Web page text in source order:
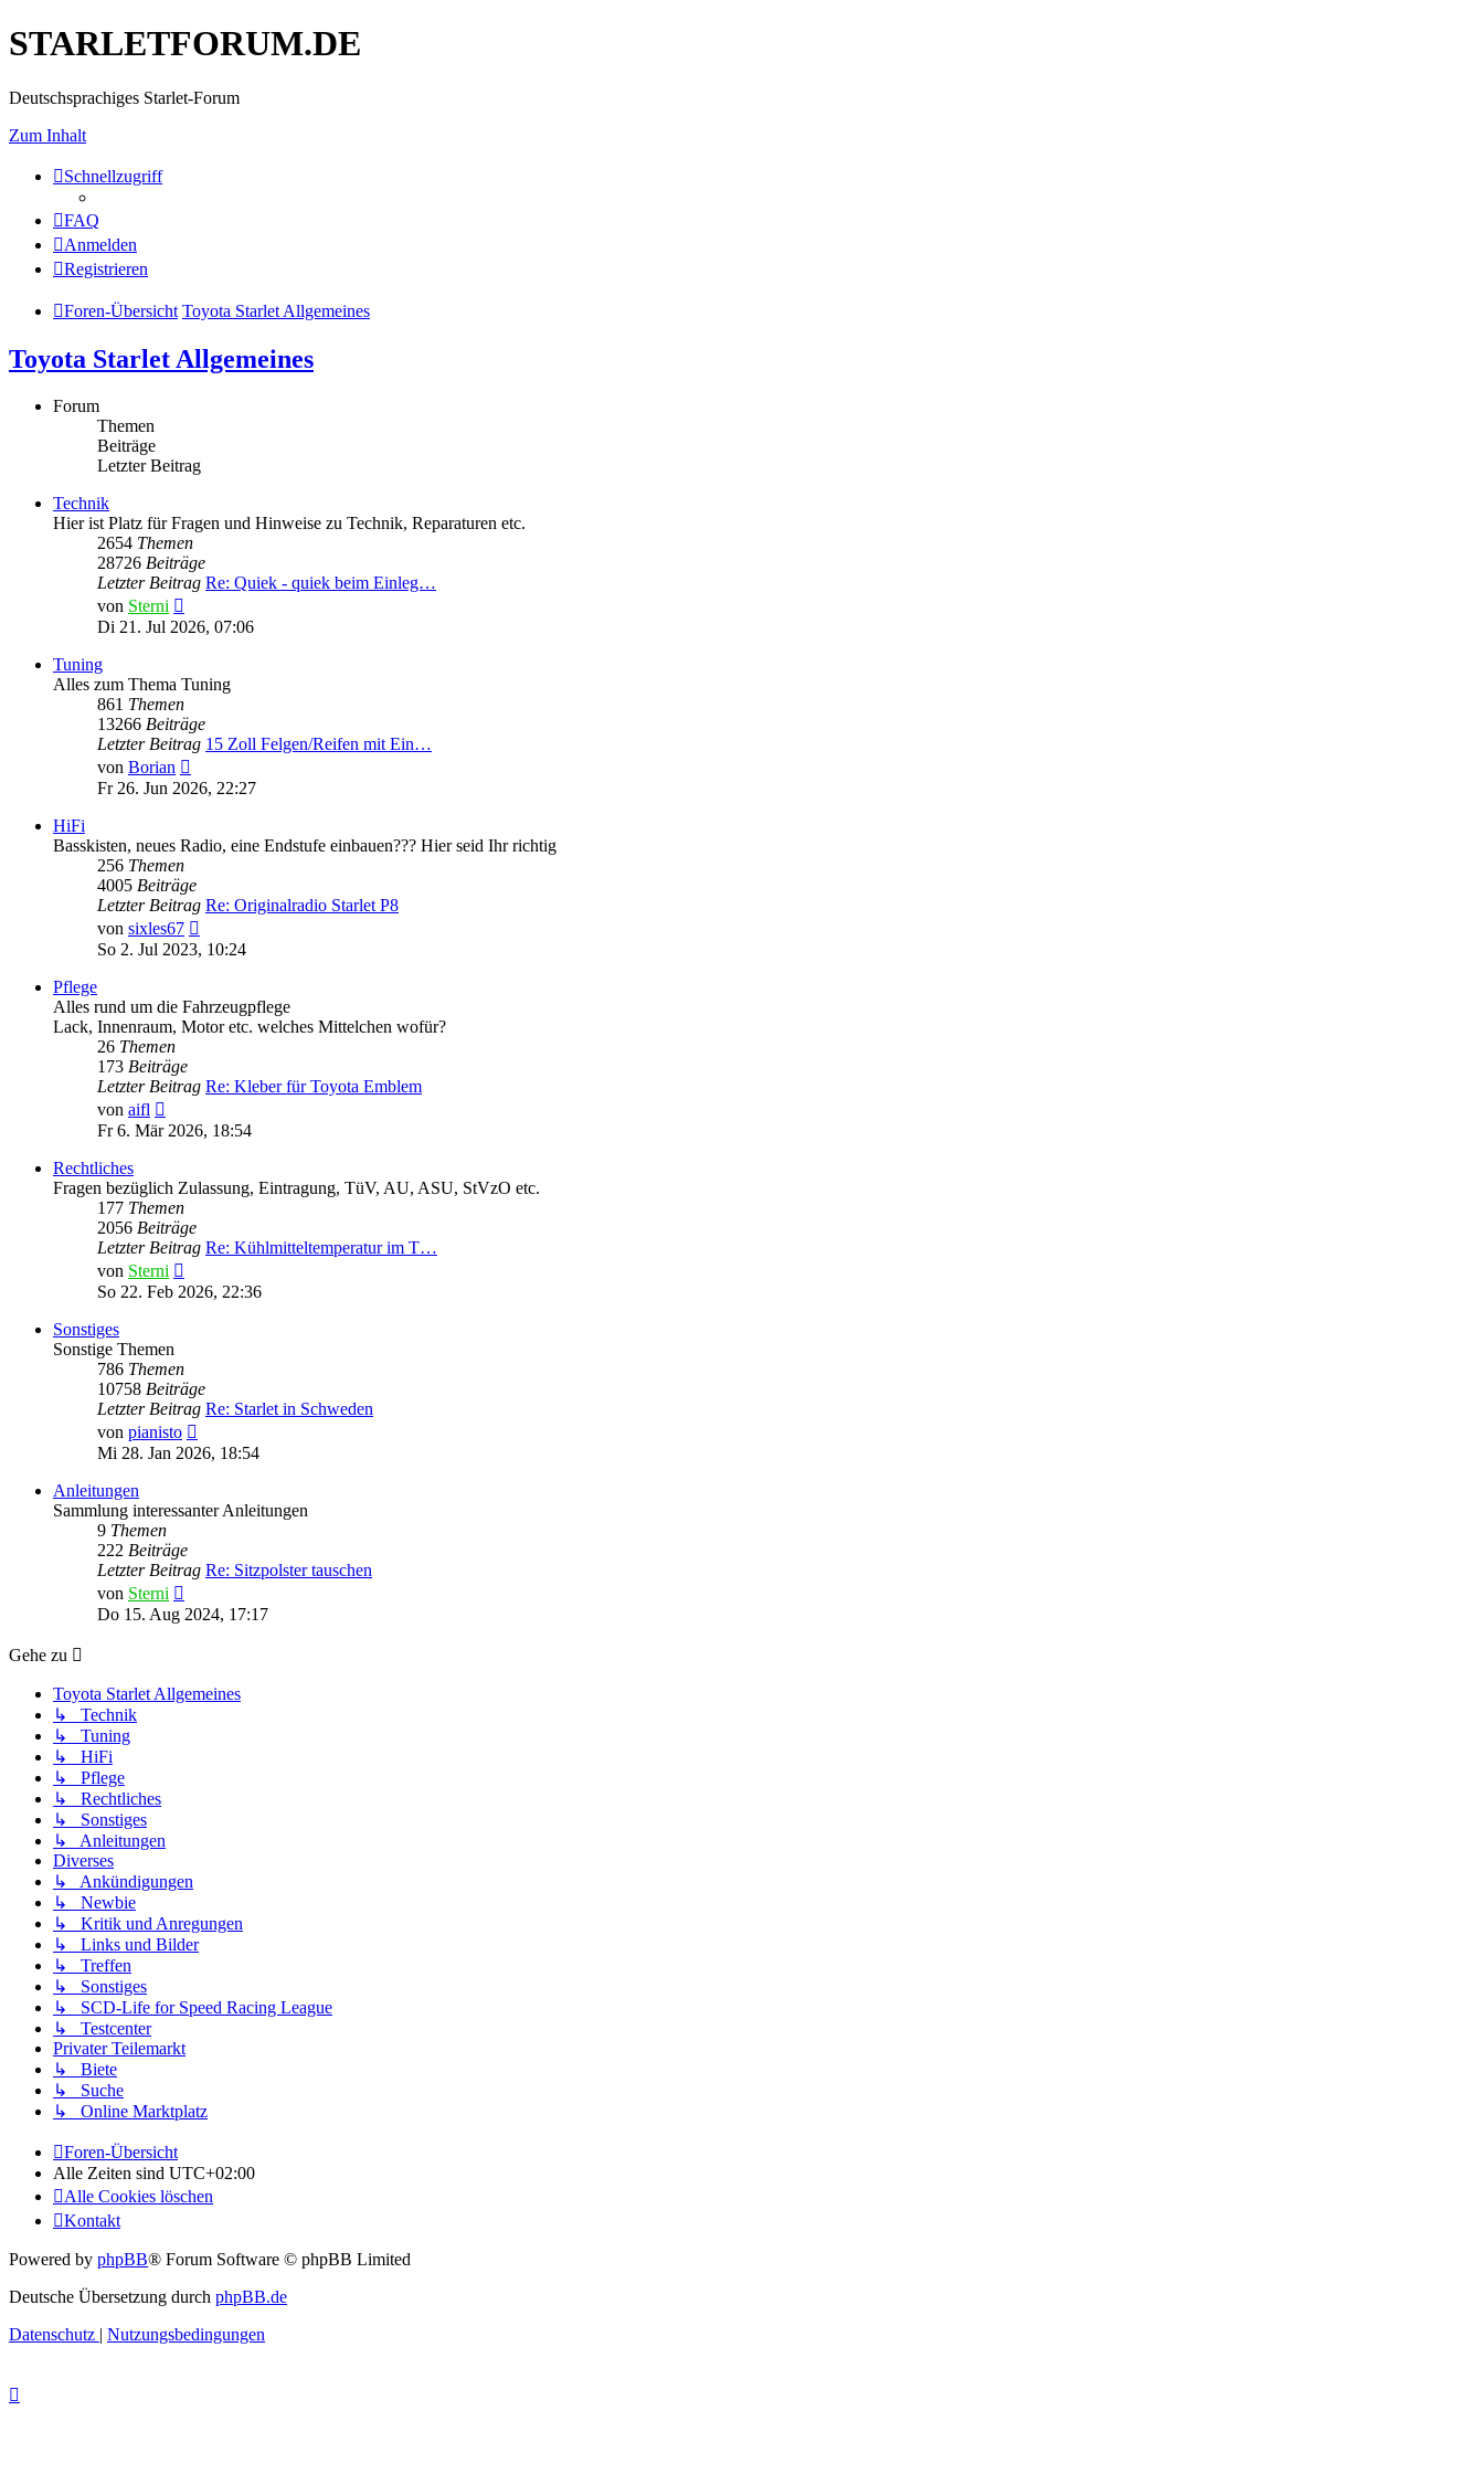
STARLETFORUM.DE
Deutschsprachiges Starlet-Forum
Zum Inhalt
Schnellzugriff
FAQ
Anmelden
Registrieren
Foren-Übersicht Toyota Starlet Allgemeines
Toyota Starlet Allgemeines
Forum
Themen
Beiträge
Letzter Beitrag
Technik
Hier ist Platz für Fragen und Hinweise zu Technik, Reparaturen etc.
2654 Themen
28726 Beiträge
Letzter Beitrag Re: Quiek - quiek beim Einleg…
von Sterni
Beitrag
Di 21. Jul 2026, 07:06
Tuning
Alles zum Thema Tuning
861 Themen
13266 Beiträge
Letzter Beitrag 15 Zoll Felgen/Reifen mit Ein…
von Borian
Beitrag
Fr 26. Jun 2026, 22:27
HiFi
Basskisten, neues Radio, eine Endstufe einbauen??? Hier seid Ihr richtig
256 Themen
4005 Beiträge
Letzter Beitrag Re: Originalradio Starlet P8
von sixles67
Beitrag
So 2. Jul 2023, 10:24
Pflege
Alles rund um die Fahrzeugpflege
Lack, Innenraum, Motor etc. welches Mittelchen wofür?
26 Themen
173 Beiträge
Letzter Beitrag Re: Kleber für Toyota Emblem
von aifl
Beitrag
Fr 6. Mär 2026, 18:54
Rechtliches
Fragen bezüglich Zulassung, Eintragung, TüV, AU, ASU, StVzO etc.
177 Themen
2056 Beiträge
Letzter Beitrag Re: Kühlmitteltemperatur im T…
von Sterni
Beitrag
So 22. Feb 2026, 22:36
Sonstiges
Sonstige Themen
786 Themen
10758 Beiträge
Letzter Beitrag Re: Starlet in Schweden
von pianisto
Beitrag
Mi 28. Jan 2026, 18:54
Anleitungen
Sammlung interessanter Anleitungen
9 Themen
222 Beiträge
Letzter Beitrag Re: Sitzpolster tauschen
von Sterni
Beitrag
Do 15. Aug 2024, 17:17
Gehe zu
Toyota Starlet Allgemeines
↳ Technik
↳ Tuning
↳ HiFi
↳ Pflege
↳ Rechtliches
↳ Sonstiges
↳ Anleitungen
Diverses
↳ Ankündigungen
↳ Newbie
↳ Kritik und Anregungen
↳ Links und Bilder
↳ Treffen
↳ Sonstiges
↳ SCD-Life for Speed Racing League
↳ Testcenter
Privater Teilemarkt
↳ Biete
↳ Suche
↳ Online Marktplatz
Foren-Übersicht
Alle Zeiten sind UTC+02:00
Alle Cookies löschen
Kontakt
Powered by phpBB® Forum Software © phpBB Limited
Deutsche Übersetzung durch phpBB.de
Datenschutz | Nutzungsbedingungen